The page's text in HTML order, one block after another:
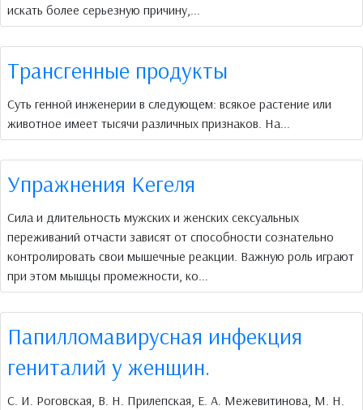
искать более серьезную причину,...
Трансгенные продукты
Суть генной инженерии в следующем: всякое растение или
животное имеет тысячи различных признаков. На...
Упражнения Кегеля
Сила и длительность мужских и женских сексуальных
переживаний отчасти зависят от способности сознательно
контролировать свои мышечные реакции. Важную роль играют
при этом мышцы промежности, ко...
Папилломавирусная инфекция
гениталий у женщин.
С. И. Роговская, В. Н. Прилепская, Е. А. Межевитинова, М. Н.